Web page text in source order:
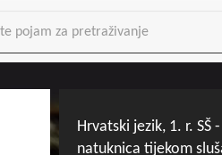
Hrvatski jezik, 1. r. SŠ
natuknica tijekom